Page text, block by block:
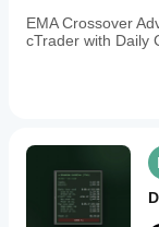
EMA Crossover
cTrader with Daily